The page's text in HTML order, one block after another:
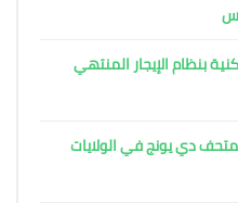
وحدة سكنية بنظام الإيجار المنتهي
دي يونج في الولايات